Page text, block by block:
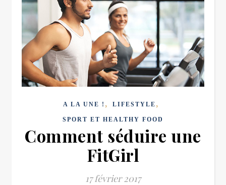
A LA UNE ! , LIFESTYLE ,
SPORT ET HEALTHY FOOD
Comment séduire une
FitGirl
17 février 2017